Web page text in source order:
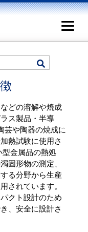
どの溶解や焼成
ス製品・半導
芸や陶器の焼成に
熱試験に使用さ
型金属品の熱処
固形物の測定、
る分野から生産
されています。
クト設計のため
、安全に設計さ